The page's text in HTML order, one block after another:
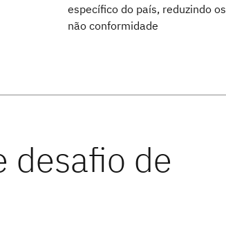
específico do país, reduzindo
não conformidade